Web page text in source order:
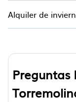
Alquiler de
Preguntas